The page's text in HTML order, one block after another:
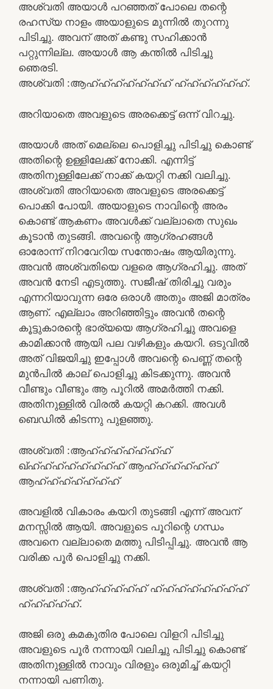
അശ്വതി അയാൾ പറഞ്ഞത് പോലെ തന്റെ
രഹസ്യ നാളം അയാളുടെ മുന്നിൽ തുറന്നു
പിടിച്ചു. അവന് അത് കണ്ടു സഹിക്കാൻ
പറ്റുന്നില്ല. അയാൾ ആ കന്തിൽ പിടിച്ചു
ഞെരടി.
അശ്വതി :ആഹ്ഹ്ഹ്ഹ്ഹ്ഹ്ഹ് ഹ്ഹ്ഹ്ഹ്ഹ്ഹ്.
അറിയാതെ അവളുടെ അരക്കെട്ട് ഒന്ന് വിറച്ചു.
അയാൾ അത് മെല്ലെ പൊളിച്ചു പിടിച്ചു കൊണ്ട്
അതിന്റെ ഉള്ളിലേക്ക് നോക്കി. എന്നിട്ട്
അതിനുള്ളിലേക്ക് നാക്ക് കയറ്റി നക്കി വലിച്ചു.
അശ്വതി അറിയാതെ അവളുടെ അരക്കെട്ട്
പൊക്കി പോയി. അയാളുടെ നാവിന്റെ അരം
കൊണ്ട് ആകണം അവൾക്ക് വല്ലാതെ സുഖം
കൂടാൻ തുടങ്ങി. അവന്റെ ആഗ്രഹങ്ങൾ
ഓരോന്ന് നിറവേറിയ സന്തോഷം ആയിരുന്നു.
അവൻ അശ്വതിയെ വളരെ ആഗ്രഹിച്ചു. അത്
അവൻ നേടി എടുത്തു. സജീഷ് തിരിച്ചു വരും
എന്നറിയാവുന്ന ഒരേ ഒരാൾ അതും അജി മാത്രം
ആണ്. എല്ലാം അറിഞ്ഞിട്ടും അവൻ തന്റെ
കൂട്ടുകാരന്റെ ഭാര്യയെ ആഗ്രഹിച്ചു അവളെ
കാമിക്കാൻ ആയി പല വഴികളും കയറി. ഒടുവിൽ
അത് വിജയിച്ചു ഇപ്പോൾ അവന്റെ പെണ്ണ് തന്റെ
മുൻപിൽ കാല് പൊളിച്ചു കിടക്കുന്നു. അവൻ
വീണ്ടും വീണ്ടും ആ പൂറിൽ അമർത്തി നക്കി.
അതിനുള്ളിൽ വിരൽ കയറ്റി കറക്കി. അവൾ
ബെഡിൽ കിടന്നു പുളഞ്ഞു.
അശ്വതി :ആഹ്ഹ്ഹ്ഹ്ഹ്ഹ്ഹ്
ഖ്ഹ്ഹ്ഹ്ഹ്ഹ്ഹ്ഹ്ഹ് ആഹ്ഹ്ഹ്ഹ്ഹ്ഹ്
ആഹ്ഹ്ഹ്ഹ്ഹ്ഹ്ഹ്
അവളിൽ വികാരം കയറി തുടങ്ങി എന്ന് അവന്
മനസ്സിൽ ആയി. അവളുടെ പൂറിന്റെ ഗന്ധം
അവനെ വല്ലാതെ മത്തു പിടിപ്പിച്ചു. അവൻ ആ
വരിക്ക പൂർ പൊളിച്ചു നക്കി.
അശ്വതി :ആഹ്ഹ്ഹ്ഹ്ഹ് ഹ്ഹ്ഹ്ഹ്ഹ്ഹ്ഹ്ഹ്
ഹ്ഹ്ഹ്ഹ്ഹ്.
അജി ഒരു കമകുതിര പോലെ വിളറി പിടിച്ചു
അവളുടെ പൂർ നന്നായി വലിച്ചു പിടിച്ചു കൊണ്ട്
അതിനുള്ളിൽ നാവും വിരളും ഒരുമിച്ച് കയറ്റി
നന്നായി പണിതു.